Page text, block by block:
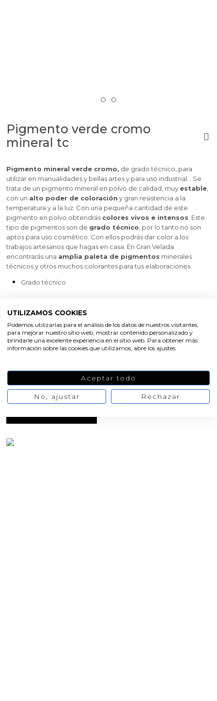
Pigmento verde cromo
mineral tc
Pigmento mineral verde cromo, de grado técnico, para
utilizar en manualidades y bellas artes y para uso industrial… Se
trata de un pigmento mineral en polvo de calidad, muy estable,
con un alto poder de coloración y gran resistencia a la
temperatura y a la luz. Con una pequeña cantidad de este
pigmento en polvo obtendrás colores vivos e intensos . Este
tipo de pigmentos son de grado técnico , por lo tanto no son
aptos para uso cosmético. Con ellos podrás dar color a los
trabajos artesanos que hagas en casa. En Gran Velada
encontrarás una amplia paleta de pigmentos minerales
técnicos y otros muchos colorantes para tus elaboraciones.
Grado técnico
Capacidad
150 cc 1000 cc
Oferta
de momento
AÑADIR AL CARRITO
UTILIZAMOS COOKIES
Podemos utilizarlas para el análisis de los datos de nuestros visitantes,
para mejorar nuestro sitio web, mostrar contenido personalizado y
brindarle una excelente experiencia en el sitio web. Para obtener más
información sobre las cookies que utilizamos, abre los ajustes.
Aceptar todo
No, ajustar Rechazar